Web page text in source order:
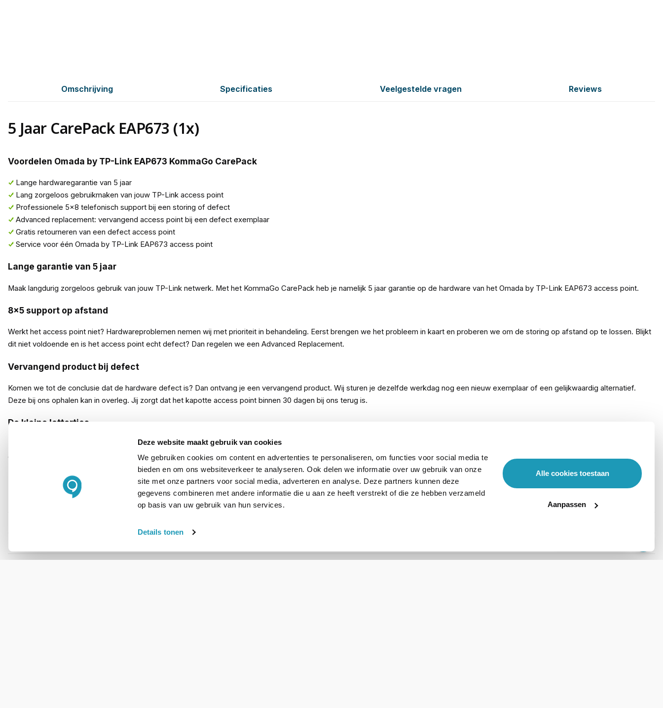
Deze website maakt gebruik van cookies
We gebruiken cookies om content en advertenties te personaliseren, om functies voor social media te
bieden en om ons websiteverkeer te analyseren. Ook delen we informatie over uw gebruik van onze
site met onze partners voor social media, adverteren en analyse. Deze partners kunnen deze
gegevens combineren met andere informatie die u aan ze heeft verstrekt of die ze hebben verzameld
op basis van uw gebruik van hun services.
Details tonen
Alle cookies toestaan
Aanpassen
Omschrijving Specificaties Veelgestelde vragen Reviews
5 Jaar CarePack EAP673 (1x)
Voordelen Omada by TP-Link EAP673 KommaGo CarePack
Lange hardwaregarantie van 5 jaar
Lang zorgeloos gebruikmaken van jouw TP-Link access point
Professionele 5x8 telefonisch support bij een storing of defect
Advanced replacement: vervangend access point bij een defect exemplaar
Gratis retourneren van een defect access point
Service voor één Omada by TP-Link EAP673 access point
Lange garantie van 5 jaar
Maak langdurig zorgeloos gebruik van jouw TP-Link netwerk. Met het KommaGo CarePack heb je namelijk 5 jaar garantie op de hardware van het Omada by TP-Link EAP673 access point.
8x5 support op afstand
Werkt het access point niet? Hardwareproblemen nemen wij met prioriteit in behandeling. Eerst brengen we het probleem in kaart en proberen we om de storing op afstand op te lossen. Blijkt
dit niet voldoende en is het access point echt defect? Dan regelen we een Advanced Replacement.
Vervangend product bij defect
Komen we tot de conclusie dat de hardware defect is? Dan ontvang je een vervangend product. Wij sturen je dezelfde werkdag nog een nieuw exemplaar of een gelijkwaardig alternatief.
Deze bij ons ophalen kan in overleg. Jij zorgt dat het kapotte access point binnen 30 dagen bij ons terug is.
De kleine lettertjes
Het KommaGo CarePack is te gebruiken binnen Nederland en België. Je schaft dit CarePack tegelijk aan met het Omada by TP-Link EAP673 access point. Bestel het KommaGo CarePack
direct mee en maak zorgeloos gebruik van jouw access point. Bekijk alle voorwaarden onder downloads.